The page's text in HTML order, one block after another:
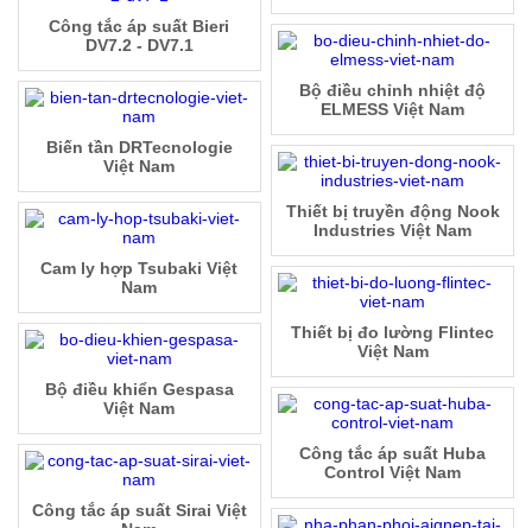
Công tắc áp suất Bieri
DV7.2 - DV7.1
Bộ điều chỉnh nhiệt độ
ELMESS Việt Nam
Biến tần DRTecnologie
Việt Nam
Thiết bị truyền động Nook
Industries Việt Nam
Cam ly hợp Tsubaki Việt
Nam
Thiết bị đo lường Flintec
Việt Nam
Bộ điều khiển Gespasa
Việt Nam
Công tắc áp suất Huba
Control Việt Nam
Công tắc áp suất Sirai Việt